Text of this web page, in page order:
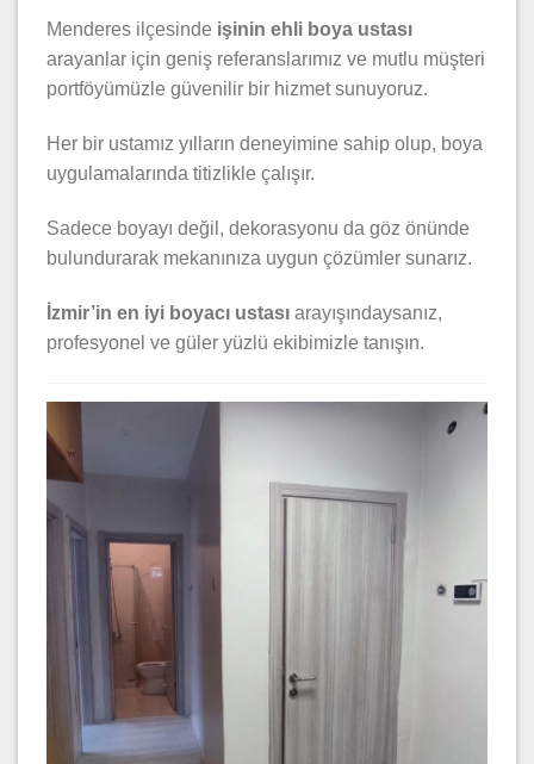
Menderes ilçesinde işinin ehli boya ustası
arayanlar için geniş referanslarımız ve mutlu müşteri
portföyümüzle güvenilir bir hizmet sunuyoruz.
Her bir ustamız yılların deneyimine sahip olup, boya
uygulamalarında titizlikle çalışır.
Sadece boyayı değil, dekorasyonu da göz önünde
bulundurarak mekanınıza uygun çözümler sunarız.
İzmir’in en iyi boyacı ustası arayışındaysanız,
profesyonel ve güler yüzlü ekibimizle tanışın.